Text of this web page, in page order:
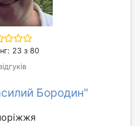
23 з 80
Бородин"